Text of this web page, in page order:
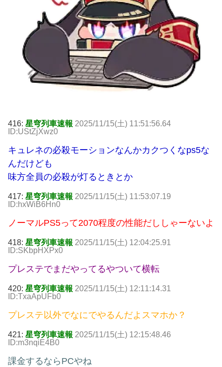
416: 星穹列車速報 2025/11/15(土) 11:51:56.64
ID:UStZjXwz0
キュレネの必殺モーションなんかカクつくなps5な
んだけども
味方全員の必殺が灯るときとか
417: 星穹列車速報 2025/11/15(土) 11:53:07.19
ID:hxWiB6Hn0
ノーマルPS5って2070程度の性能だししゃーないよ
418: 星穹列車速報 2025/11/15(土) 12:04:25.91
ID:SKbpHXPx0
プレステでまだやってるやついて横転
420: 星穹列車速報 2025/11/15(土) 12:11:14.31
ID:TxaApUFb0
プレステ以外でなにでやるんだよスマホか？
421: 星穹列車速報 2025/11/15(土) 12:15:48.46
ID:m3nqiE4B0
課金するならPCやね